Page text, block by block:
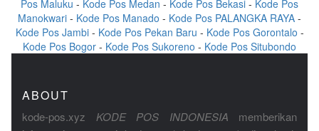
Pos Maluku - Kode Pos Medan - Kode Pos Bekasi - Kode Pos
Manokwari - Kode Pos Manado - Kode Pos PALANGKA RAYA -
Kode Pos Jambi- Kode Pos Pekan Baru - Kode Pos Gorontalo -
Kode Pos Bogor - Kode Pos Sukoreno - Kode Pos Situbondo
ABOUT
kode-pos.xyz KODE POS INDONESIA memberikan